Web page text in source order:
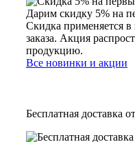
Дарим скидку 5% на
Скидка применяется
заказа. Акция
продукцию.
Все новинки и акции
Бесплатная доставка